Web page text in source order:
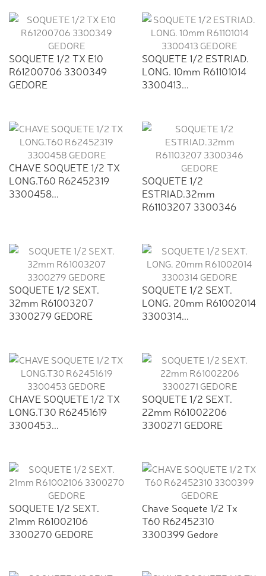
SOQUETE 1/2 TX E10
R61200706 3300349
GEDORE
SOQUETE 1/2 ESTRIAD.
LONG. 10mm R61101014
3300413...
CHAVE SOQUETE 1/2 TX
LONG.T60 R62452319
3300458...
SOQUETE 1/2
ESTRIAD.32mm
R61103207 3300346
SOQUETE 1/2 SEXT.
32mm R61003207
3300279 GEDORE
SOQUETE 1/2 SEXT.
LONG. 20mm R61002014
3300314...
CHAVE SOQUETE 1/2 TX
LONG.T30 R62451619
3300453...
SOQUETE 1/2 SEXT.
22mm R61002206
3300271 GEDORE
SOQUETE 1/2 SEXT.
21mm R61002106
3300270 GEDORE
Chave Soquete 1/2 Tx
T60 R62452310
3300399 Gedore